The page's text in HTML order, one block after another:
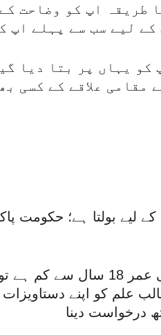
طریقہ اپ کو وضاحت
لیے سب سے پہلے
کو یہاں پر بتا دیا
مقامی علاقے کے کسی
کے لیے بولتا ہے؛
علم کو اپنے